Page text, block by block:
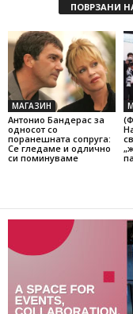
ПОВРЗАНИ
МАГАЗИН
Антонио Бандерас за
односот со
поранешната сопруга:
Се гледаме и одлично
си поминуваме